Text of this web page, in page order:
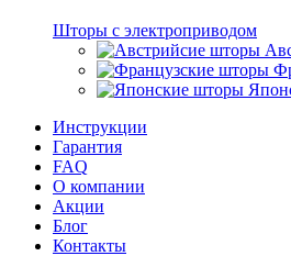
Шторы с электроприводом
Инструкции
Гарантия
FAQ
О компании
Акции
Блог
Контакты